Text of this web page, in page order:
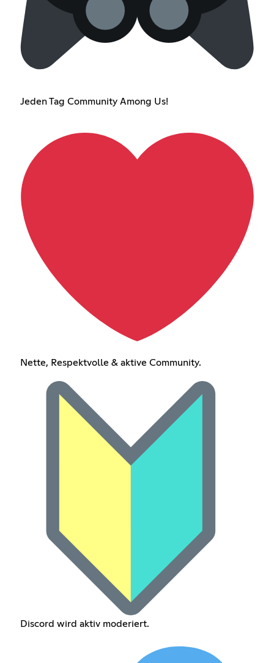
Jeden Tag Community Among Us!
Nette, Respektvolle & aktive Community.
Discord wird aktiv moderiert.